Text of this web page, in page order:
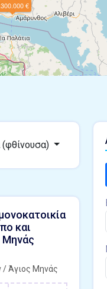
€
(φθίνουσα)
και
Μηνάς
/ Άγιος Μηνάς